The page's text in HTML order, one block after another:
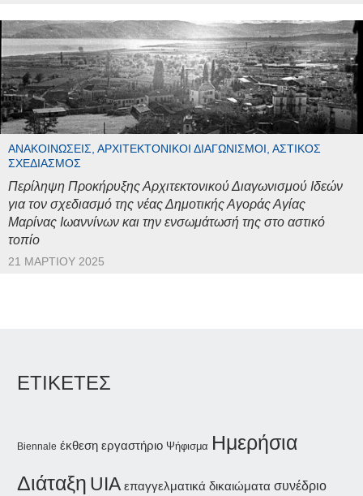
ΑΝΑΚΟΙΝΏΣΕΙΣ, ΑΡΧΙΤΕΚΤΟΝΙΚΟΊ ΔΙΑΓΩΝΙΣΜΟΊ, ΑΣΤΙΚΌΣ
ΣΧΕΔΙΑΣΜΌΣ
Περίληψη Προκήρυξης Αρχιτεκτονικού Διαγωνισμού Ιδεών
για τον σχεδιασμό της νέας Δημοτικής Αγοράς Αγίας
Μαρίνας Ιωαννίνων και την ενσωμάτωσή της στο αστικό
τοπίο
21 ΜΑΡΤΊΟΥ 2025
ΕΤΙΚΕΤΕΣ
Biennale έκθεση εργαστήριο Ψήφισμα Ημερήσια
Διάταξη UIA επαγγελματικά δικαιώματα συνέδριο